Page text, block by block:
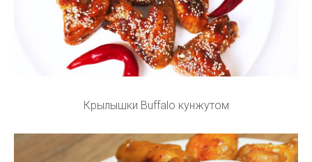
Крылышки Buffalo кунжутом